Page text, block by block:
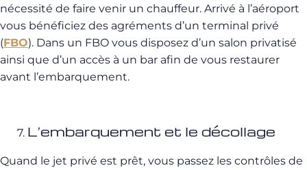
nécessité de faire venir un chauffeur. Arrivé à l’aéroport
vous bénéficiez des agréments d’un terminal privé
(FBO). Dans un FBO vous disposez d’un salon privatisé
ainsi que d’un accès à un bar afin de vous restaurer
avant l’embarquement.
L’embarquement et le décollage
Quand le jet privé est prêt, vous passez les contrôles de